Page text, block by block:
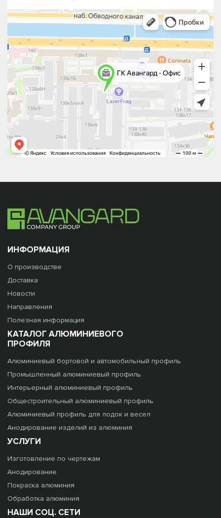
ИНФОРМАЦИЯ
О производстве
Доставка
Новости
Направления
Полезная информация
КАТАЛОГ АЛЮМИНИЕВОГО
ПРОФИЛЯ
Алюминиевый бортовой и автомобильный профиль
Промышленный алюминиевый профиль
Интерьерный алюминиевый профиль
Общестроительный алюминиевый профиль
Алюминиевый профиль для лодок и весел
Анодирование изделий из алюминия
УСЛУГИ
Изготовление по чертежам
Анодирование
Покраска алюминия
Обработка алюминия
НАШИ СОЦ. СЕТИ